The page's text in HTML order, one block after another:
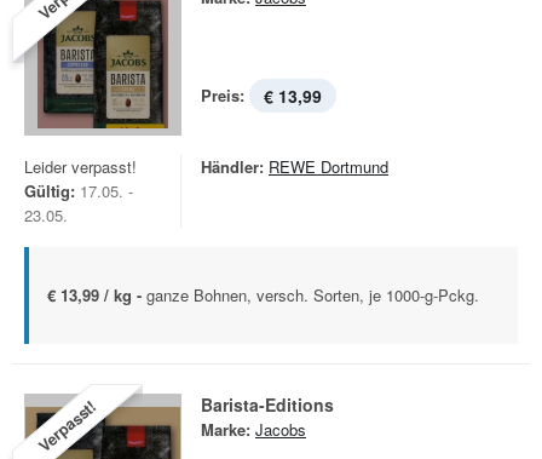
Preis: € 13,99
Leider verpasst!
Gültig: 17.05. -
23.05.
Händler: REWE Dortmund
€ 13,99 / kg - ganze Bohnen, versch. Sorten, je 1000-g-Pckg.
Verpasst! Barista-Editions
Marke: Jacobs